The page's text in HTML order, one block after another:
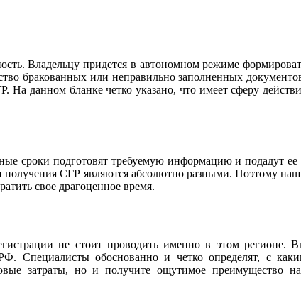
Владельцу придется в автономном режиме
бракованных или неправильно заполненных
На данном бланке четко указано, что имеет сферу
сроки подготовят требуемую информацию и подадут ее
получения СГР являются абсолютно разными. Поэтому
свое драгоценное время.
не стоит проводить именно в этом регионе.
Специалисты обоснованно и четко определят, с
затраты, но и получите ощутимое преимущество